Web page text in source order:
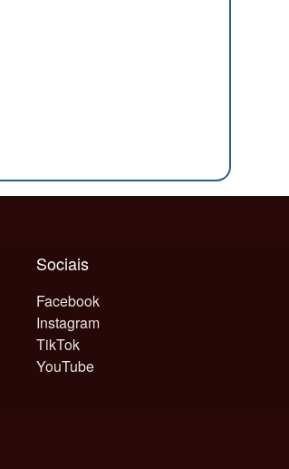
Sociais
Facebook
Instagram
TikTok
YouTube